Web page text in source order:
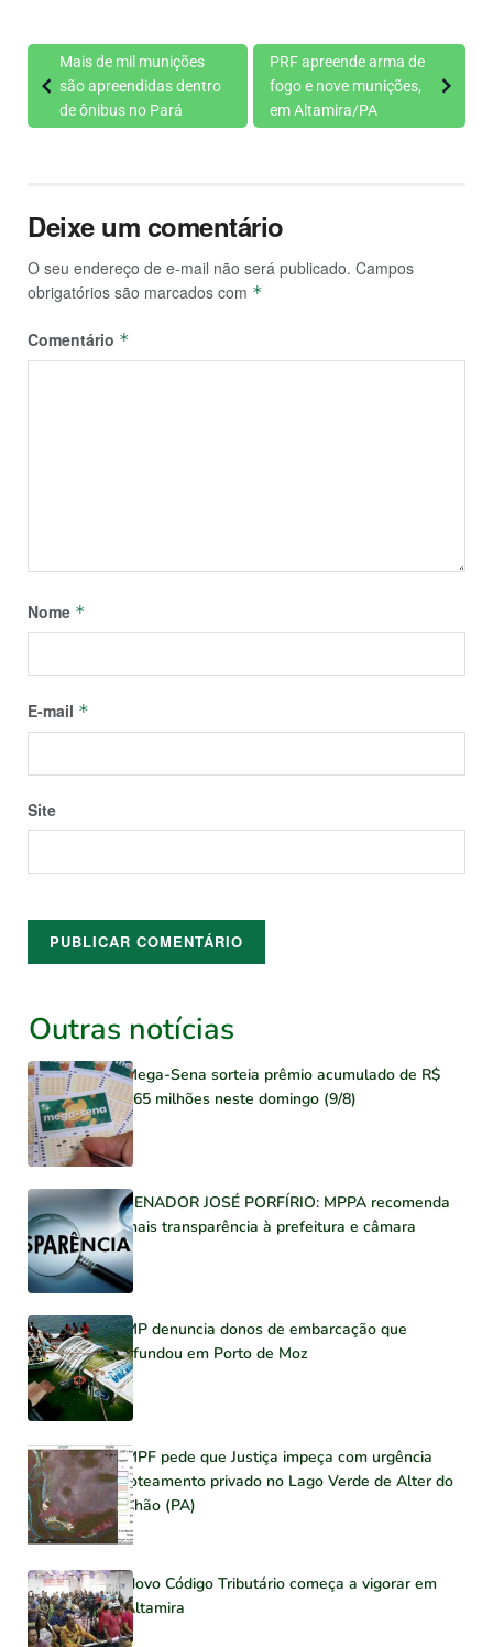
Mais de mil munições
são apreendidas dentro
de ônibus no Pará
PRF apreende arma de
fogo e nove munições,
em Altamira/PA
Deixe um comentário
O seu endereço de e-mail não será publicado. Campos
obrigatórios são marcados com *
Comentário *
Nome *
E-mail *
Site
Outras notícias
Mega-Sena sorteia prêmio acumulado de R$
165 milhões neste domingo (9/8)
SENADOR JOSÉ PORFÍRIO: MPPA recomenda
mais transparência à prefeitura e câmara
MP denuncia donos de embarcação que
afundou em Porto de Moz
MPF pede que Justiça impeça com urgência
loteamento privado no Lago Verde de Alter do
Chão (PA)
Novo Código Tributário começa a vigorar em
Altamira